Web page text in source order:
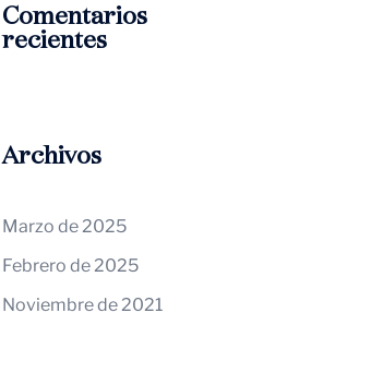
Comentarios
recientes
Archivos
Marzo de 2025
Febrero de 2025
Noviembre de 2021